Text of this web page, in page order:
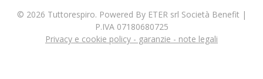
© 2026 Tuttorespiro. Powered By ETER srl Società Benefit |
P.IVA 07180680725
Privacy e cookie policy - garanzie - note legali